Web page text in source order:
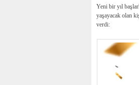
Yeni bir yıl
yaşayacak olan
verdi: